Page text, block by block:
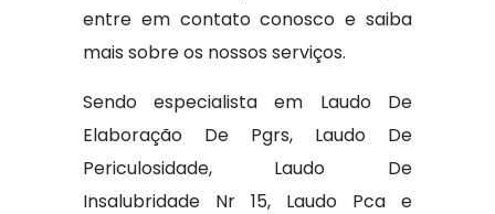
entre em contato conosco e saiba
mais sobre os nossos serviços.
Sendo especialista em Laudo De
Elaboração De Pgrs, Laudo De
Periculosidade, Laudo De
Insalubridade Nr 15, Laudo Pca e